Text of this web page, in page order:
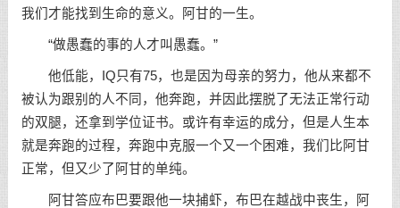
我们才能找到生命的意义。阿甘的一生。
“做愚蠢的事的人才叫愚蠢。”
他低能，IQ只有75，也是因为母亲的努力，他从来都不
被认为跟别的人不同，他奔跑，并因此摆脱了无法正常行动
的双腿，还拿到学位证书。或许有幸运的成分，但是人生本
就是奔跑的过程，奔跑中克服一个又一个困难，我们比阿甘
正常，但又少了阿甘的单纯。
阿甘答应布巴要跟他一块捕虾，布巴在越战中丧生，阿